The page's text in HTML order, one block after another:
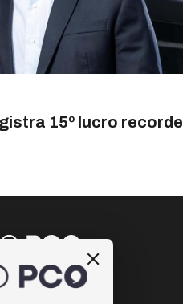
15º lucro recorde